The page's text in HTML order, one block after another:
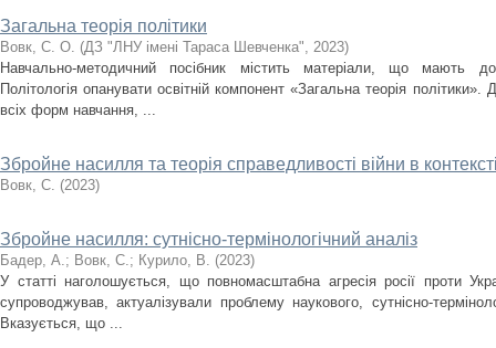
Загальна теорія політики
Вовк, С. О. (ДЗ "ЛНУ імені Тараса Шевченка", 2023)
Навчально-методичний посібник містить матеріали, що мають
Політологія опанувати освітній компонент «Загальна теорія
всіх форм навчання, ...
Збройне насилля та теорія справедливості війни в
Вовк, С. (2023)
Збройне насилля: сутнісно-термінологічний аналіз
Бадер, А.; Вовк, С.; Курило, В. (2023)
У статті наголошується, що повномасштабна агресія росії проти
супроводжував, актуалізували проблему наукового, сутнісно-
Вказується, що ...